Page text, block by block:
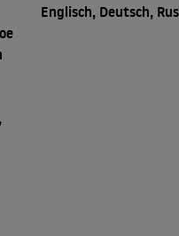
Englisch, Deutsch,